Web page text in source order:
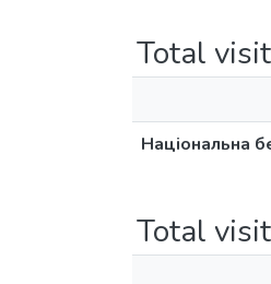
Total
Національна
Total